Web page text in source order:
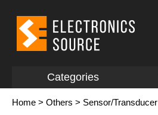
Categories
Home > Others > Sensor/Transducer